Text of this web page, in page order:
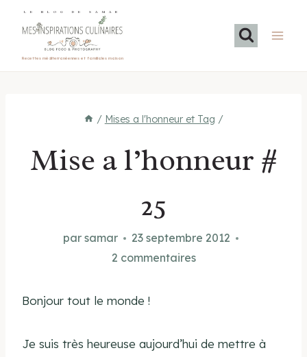
LE BLOG DE SAMAR
Recettes méditerranéennes et familiales maison
/ Mises a l'honneur et Tag /
Mise a l’honneur #
25
par samar
23 septembre 2012
2 commentaires
Bonjour tout le monde !
Je suis très heureuse aujourd’hui de mettre à